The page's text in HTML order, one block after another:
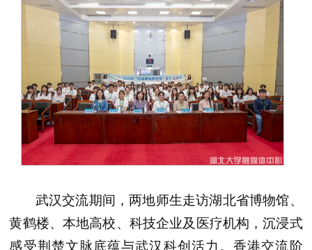
武汉交流期间，两地师生走访湖北省博物馆、
黄鹤楼、本地高校、科技企业及医疗机构，沉浸式
感受荆楚文脉底蕴与武汉科创活力。香港交流阶